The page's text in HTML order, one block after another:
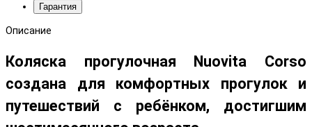
Гарантия
Описание
Коляска прогулочная Nuovita Corso
создана для комфортных прогулок и
путешествий с ребёнком, достигшим